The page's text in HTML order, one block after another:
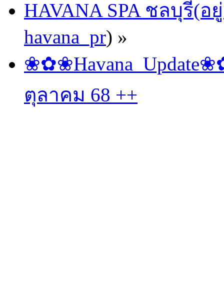
HAVANA SPA ชลบุรี(
havana_pr) »
ตุลาคม 68 ++